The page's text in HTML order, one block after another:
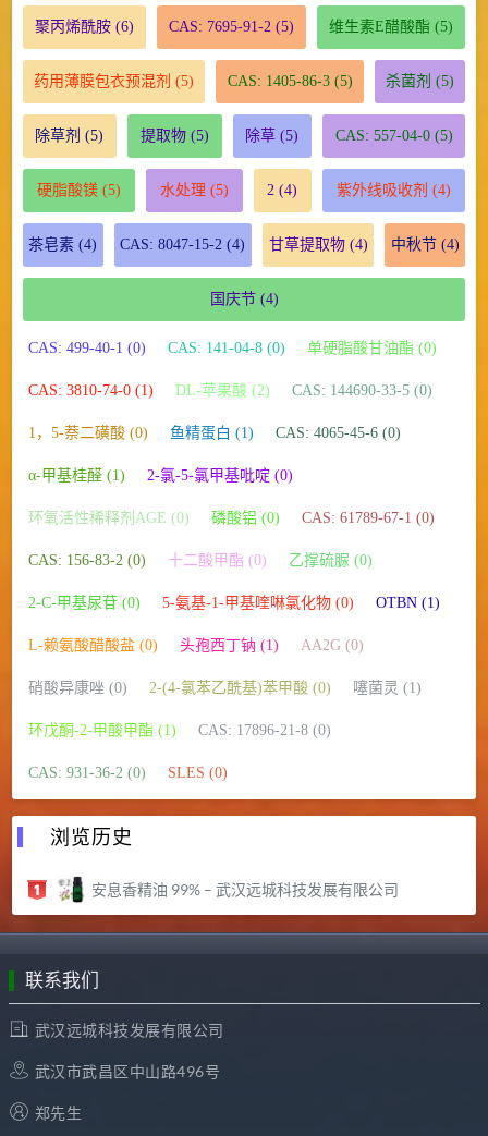
聚丙烯酰胺(6) CAS: 7695-91-2 (5) 维生素E醋酸酯 (5)
药用薄膜包衣预混剂 (5) CAS: 1405-86-3(5) 杀菌剂 (5)
除草剂 (5) 提取物(5) 除草 (5) CAS: 557-04-0(5)
硬脂酸镁(5) 水处理 (5) 2 (4) 紫外线吸收剂 (4)
茶皂素 (4) CAS: 8047-15-2 (4) 甘草提取物(4) 中秋节(4)
国庆节(4)
CAS: 499-40-1 (0) CAS: 141-04-8 (0) 单硬脂酸甘油酯 (0)
CAS: 3810-74-0 (1) DL-苹果酸 (2) CAS: 144690-33-5 (0)
1，5-萘二磺酸 (0) 鱼精蛋白 (1) CAS: 4065-45-6 (0)
α-甲基桂醛 (1) 2-氯-5-氯甲基吡啶 (0)
环氧活性稀释剂AGE (0) 磷酸铝 (0) CAS: 61789-67-1 (0)
CAS: 156-83-2 (0) 十二酸甲酯 (0) 乙撑硫脲 (0)
2-C-甲基尿苷 (0) 5-氨基-1-甲基喹啉氯化物 (0) OTBN (1)
L-赖氨酸醋酸盐 (0) 头孢西丁钠 (1) AA2G (0)
硝酸异康唑 (0) 2-(4-氯苯乙酰基)苯甲酸 (0) 噻菌灵 (1)
环戊酮-2-甲酸甲酯 (1) CAS: 17896-21-8 (0)
CAS: 931-36-2 (0) SLES (0)
浏览历史
安息香精油 99% – 武汉远城科技发展有限公司
联系我们
武汉远城科技发展有限公司
武汉市武昌区中山路496号
郑先生